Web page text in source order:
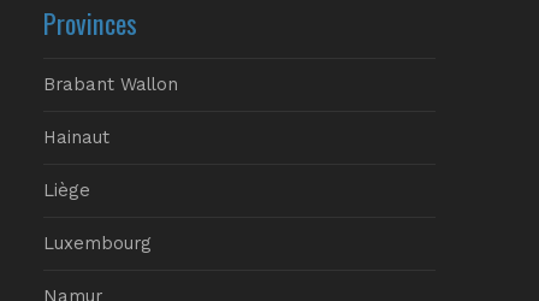
Provinces
Brabant Wallon
Hainaut
Liège
Luxembourg
Namur